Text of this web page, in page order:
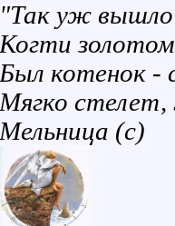
"Так уж вышло
Когти
Был котенок -
Мягко
Мельница (с)